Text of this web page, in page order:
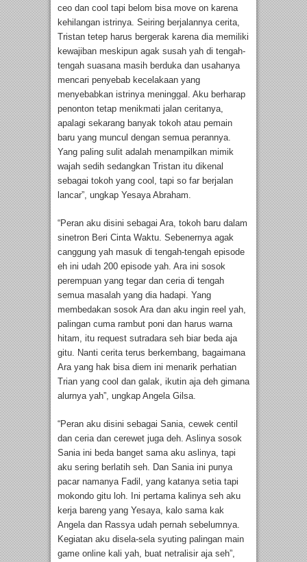
ceo dan cool tapi belom bisa move on karena
kehilangan istrinya. Seiring berjalannya cerita,
Tristan tetep harus bergerak karena dia memiliki
kewajiban meskipun agak susah yah di tengah-
tengah suasana masih berduka dan usahanya
mencari penyebab kecelakaan yang
menyebabkan istrinya meninggal. Aku berharap
penonton tetap menikmati jalan ceritanya,
apalagi sekarang banyak tokoh atau pemain
baru yang muncul dengan semua perannya.
Yang paling sulit adalah menampilkan mimik
wajah sedih sedangkan Tristan itu dikenal
sebagai tokoh yang cool, tapi so far berjalan
lancar”, ungkap Yesaya Abraham.
“Peran aku disini sebagai Ara, tokoh baru dalam
sinetron Beri Cinta Waktu. Sebenernya agak
canggung yah masuk di tengah-tengah episode
eh ini udah 200 episode yah. Ara ini sosok
perempuan yang tegar dan ceria di tengah
semua masalah yang dia hadapi. Yang
membedakan sosok Ara dan aku ingin reel yah,
palingan cuma rambut poni dan harus warna
hitam, itu request sutradara seh biar beda aja
gitu. Nanti cerita terus berkembang, bagaimana
Ara yang hak bisa diem ini menarik perhatian
Trian yang cool dan galak, ikutin aja deh gimana
alurnya yah”, ungkap Angela Gilsa.
“Peran aku disini sebagai Sania, cewek centil
dan ceria dan cerewet juga deh. Aslinya sosok
Sania ini beda banget sama aku aslinya, tapi
aku sering berlatih seh. Dan Sania ini punya
pacar namanya Fadil, yang katanya setia tapi
mokondo gitu loh. Ini pertama kalinya seh aku
kerja bareng yang Yesaya, kalo sama kak
Angela dan Rassya udah pernah sebelumnya.
Kegiatan aku disela-sela syuting palingan main
game online kali yah, buat netralisir aja seh”,